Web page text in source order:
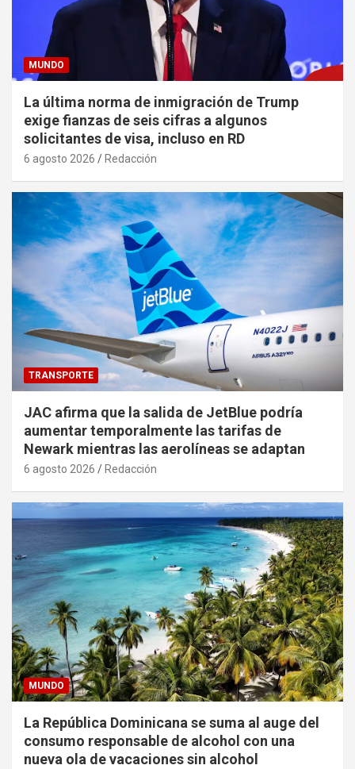
MUNDO
La última norma de inmigración de Trump
exige fianzas de seis cifras a algunos
solicitantes de visa, incluso en RD
6 agosto 2026 Redacción
TRANSPORTE
JAC afirma que la salida de JetBlue podría
aumentar temporalmente las tarifas de
Newark mientras las aerolíneas se adaptan
6 agosto 2026 Redacción
MUNDO
La República Dominicana se suma al auge del
consumo responsable de alcohol con una
nueva ola de vacaciones sin alcohol